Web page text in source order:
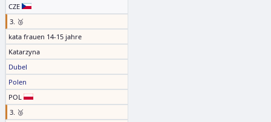
CZE
3. 🥉
kata frauen 14-15 jahre
Katarzyna
Dubel
Polen
POL
3. 🥉